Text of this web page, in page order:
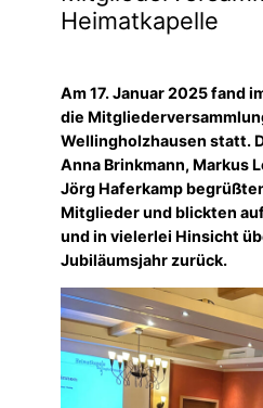
Heimatkapelle
Am 17. Januar 2025 fand
die
Wellingholzhausen statt.
Anna Brinkmann, Markus
Jörg Haferkamp
Mitglieder und blickten
und in vielerlei Hinsicht
Jubiläumsjahr zurück.